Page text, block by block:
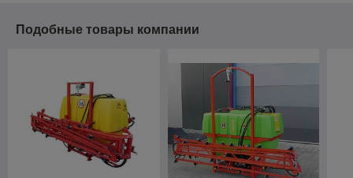
Подобные товары компании